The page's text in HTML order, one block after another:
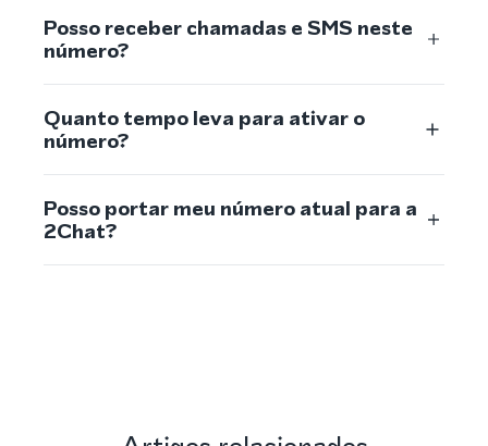
Posso receber chamadas e SMS neste
número?
Quanto tempo leva para ativar o
número?
Posso portar meu número atual para a
2Chat?